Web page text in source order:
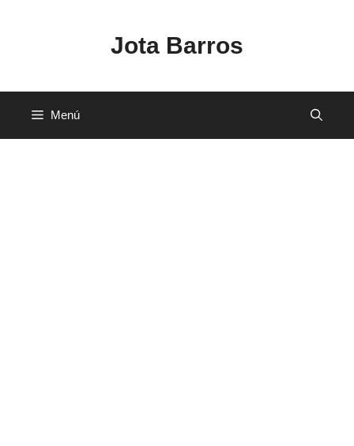
Jota Barros
Menú